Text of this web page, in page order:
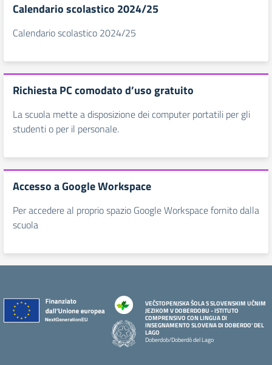
Calendario scolastico 2024/25
Calendario scolastico 2024/25
Richiesta PC comodato d’uso gratuito
La scuola mette a disposizione dei computer portatili per gli
studenti o per il personale.
Accesso a Google Workspace
Per accedere al proprio spazio Google Workspace fornito dalla
scuola
VEČSTOPENJSKA ŠOLA S SLOVENSKIM UČNIM
JEZIKOM V DOBERDOBU - ISTITUTO
COMPRENSIVO CON LINGUA DI
INSEGNAMENTO SLOVENA DI DOBERDO' DEL
LAGO
Doberdob/Doberdò del Lago